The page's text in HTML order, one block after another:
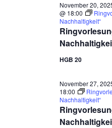
November 20,
@ 18:00
Nachhaltigkeit“
HGB 20
November 27,
18:00
Nachhaltigkeit“